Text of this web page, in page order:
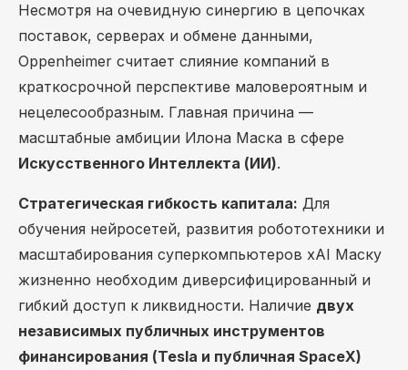
Несмотря на очевидную синергию в цепочках
поставок, серверах и обмене данными,
Oppenheimer считает слияние компаний в
краткосрочной перспективе маловероятным и
нецелесообразным. Главная причина —
масштабные амбиции Илона Маска в сфере
Искусственного Интеллекта (ИИ).
Стратегическая гибкость капитала: Для
обучения нейросетей, развития робототехники и
масштабирования суперкомпьютеров xAI Маску
жизненно необходим диверсифицированный и
гибкий доступ к ликвидности. Наличие двух
независимых публичных инструментов
финансирования (Tesla и публичная SpaceX)